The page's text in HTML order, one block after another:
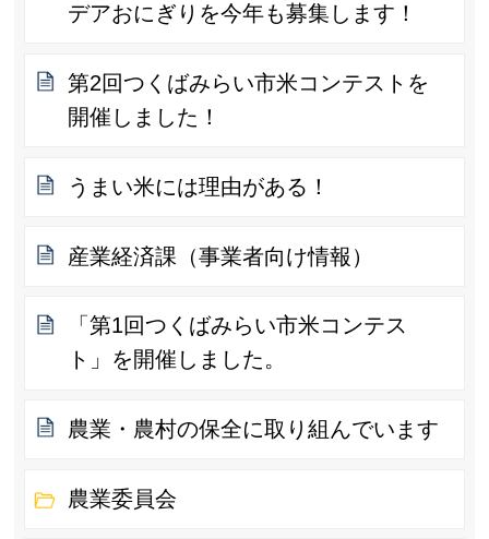
デアおにぎりを今年も募集します！
第2回つくばみらい市米コンテストを
開催しました！
うまい米には理由がある！
産業経済課（事業者向け情報）
「第1回つくばみらい市米コンテス
ト」を開催しました。
農業・農村の保全に取り組んでいます
農業委員会